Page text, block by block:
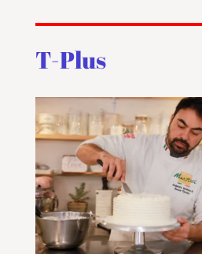
T-Plus